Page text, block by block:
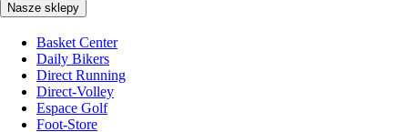
Nasze sklepy
Basket Center
Daily Bikers
Direct Running
Direct-Volley
Espace Golf
Foot-Store